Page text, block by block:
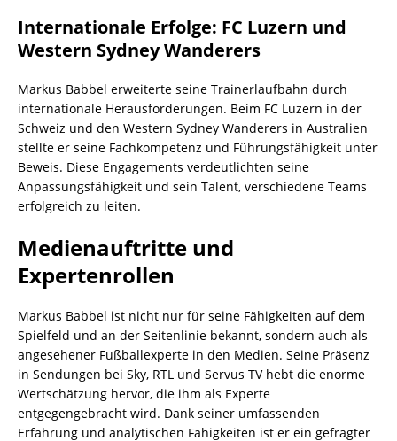
Internationale Erfolge: FC Luzern und
Western Sydney Wanderers
Markus Babbel erweiterte seine Trainerlaufbahn durch
internationale Herausforderungen. Beim FC Luzern in der
Schweiz und den Western Sydney Wanderers in Australien
stellte er seine Fachkompetenz und Führungsfähigkeit unter
Beweis. Diese Engagements verdeutlichten seine
Anpassungsfähigkeit und sein Talent, verschiedene Teams
erfolgreich zu leiten.
Medienauftritte und
Expertenrollen
Markus Babbel ist nicht nur für seine Fähigkeiten auf dem
Spielfeld und an der Seitenlinie bekannt, sondern auch als
angesehener Fußballexperte in den Medien. Seine Präsenz
in Sendungen bei Sky, RTL und Servus TV hebt die enorme
Wertschätzung hervor, die ihm als Experte
entgegengebracht wird. Dank seiner umfassenden
Erfahrung und analytischen Fähigkeiten ist er ein gefragter